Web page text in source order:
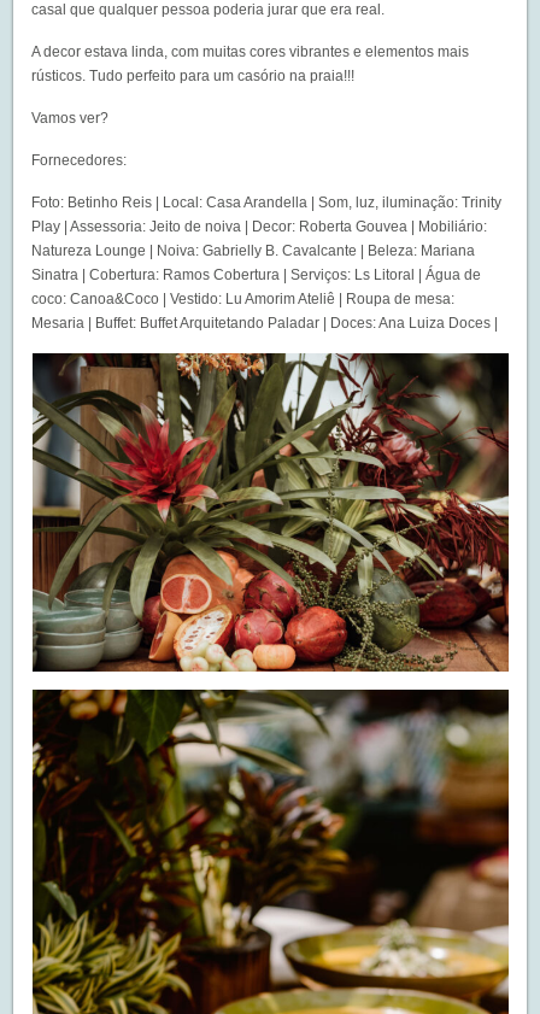
casal que qualquer pessoa poderia jurar que era real.
A decor estava linda, com muitas cores vibrantes e elementos mais
rústicos. Tudo perfeito para um casório na praia!!!
Vamos ver?
Fornecedores:
Foto: Betinho Reis | Local: Casa Arandella | Som, luz, iluminação: Trinity
Play | Assessoria: Jeito de noiva | Decor: Roberta Gouvea | Mobiliário:
Natureza Lounge | Noiva: Gabrielly B. Cavalcante | Beleza: Mariana
Sinatra | Cobertura: Ramos Cobertura | Serviços: Ls Litoral | Água de
coco: Canoa&Coco | Vestido: Lu Amorim Ateliê | Roupa de mesa:
Mesaria | Buffet: Buffet Arquitetando Paladar | Doces: Ana Luiza Doces |